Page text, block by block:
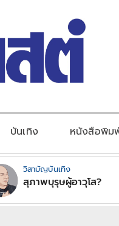
บันเทิง หนังสือพิม
วิสามัญบันเทิง
สุภาพบุรุษผู้อาวุโส?